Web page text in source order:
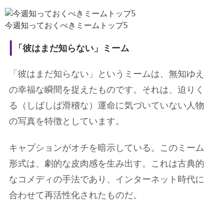
今週知っておくべきミームトップ5
「彼はまだ知らない」ミーム
「彼はまだ知らない」というミームは、無知ゆえ
の幸福な瞬間を捉えたものです。それは、迫りく
る（しばしば滑稽な）運命に気づいていない人物
の写真を特徴としています。
キャプションがオチを暗示している。このミーム
形式は、劇的な皮肉感を生み出す。これは古典的
なコメディの手法であり、インターネット時代に
合わせて再活性化されたものだ。